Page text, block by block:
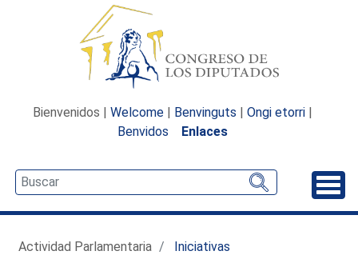
Bienvenidos | Welcome | Benvinguts | Ongi etorri |
Benvidos
Enlaces
Actividad Parlamentaria
Iniciativas